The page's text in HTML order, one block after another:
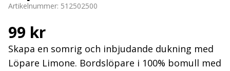
Artikelnummer: 512502500
99 kr
Skapa en somrig och inbjudande dukning med
Löpare Limone. Bordslöpare i 100% bomull med